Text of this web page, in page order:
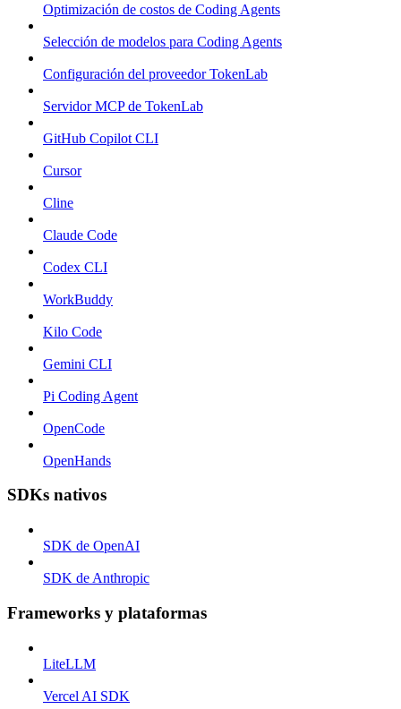
Optimización de costos de Coding Agents
Selección de modelos para Coding Agents
Configuración del proveedor TokenLab
Servidor MCP de TokenLab
GitHub Copilot CLI
Cursor
Cline
Claude Code
Codex CLI
WorkBuddy
Kilo Code
Gemini CLI
Pi Coding Agent
OpenCode
OpenHands
SDKs nativos
SDK de OpenAI
SDK de Anthropic
Frameworks y plataformas
LiteLLM
Vercel AI SDK